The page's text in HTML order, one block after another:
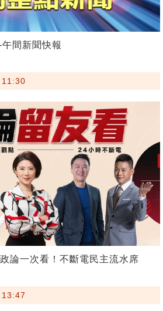
間新聞快報
11:30
論一次看！不斷電民主流水席